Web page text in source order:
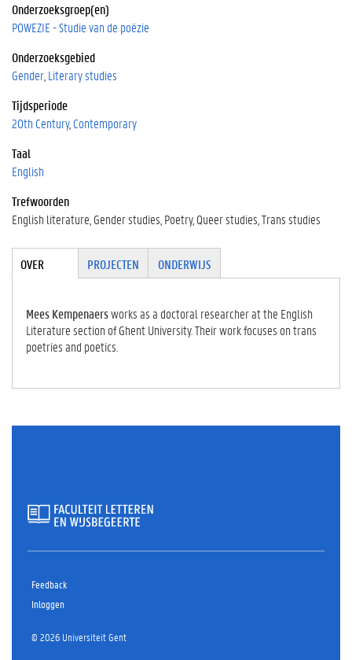
Onderzoeksgroep(en)
POWEZIE - Studie van de poëzie
Onderzoeksgebied
Gender Literary studies
Tijdsperiode
20th Century Contemporary
Taal
English
Trefwoorden
English literature Gender studies Poetry Queer studies Trans studies
Tabgroup
OVER
D)
PROJECTEN ONDERWIJS
Mees Kempenaersworks as a doctoral researcher at the English
Literature section of Ghent University. Their work focuses on trans
poetries and poetics.
Feedback
Inloggen
© 2026 Universiteit Gent